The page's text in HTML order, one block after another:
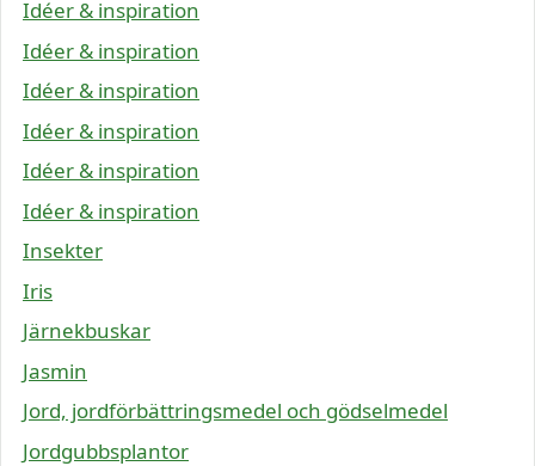
Idéer & inspiration
Idéer & inspiration
Idéer & inspiration
Idéer & inspiration
Idéer & inspiration
Idéer & inspiration
Insekter
Iris
Järnekbuskar
Jasmin
Jord, jordförbättringsmedel och gödselmedel
Jordgubbsplantor